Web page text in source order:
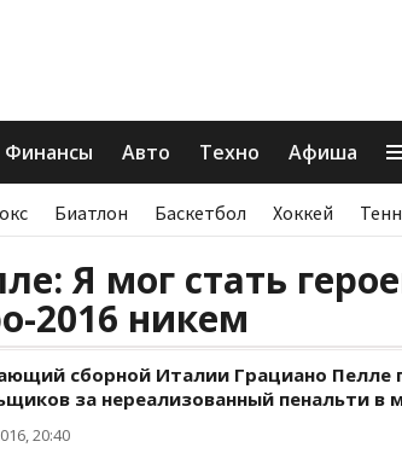
Финансы Авто Техно Афиша
Биатлон Баскетбол Хоккей
Я мог стать
2016 никем
сборной Италии Грациано Пелле
за нереализованный пенальти в
20:40